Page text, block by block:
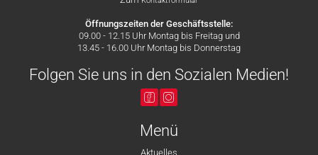
Öffnungszeiten der Geschäftsstelle:
09.00 - 12.15 Uhr Montag bis Freitag und
13.45 - 16.00 Uhr Montag bis Donnerstag
Folgen Sie uns in den Sozialen Medien!
Menü
Aktuelles